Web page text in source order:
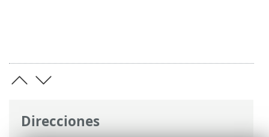
Direcciones